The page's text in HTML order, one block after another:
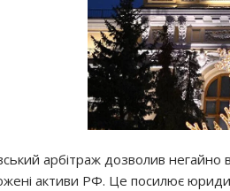
арбітраж дозволив негайно
активи РФ. Це посилює